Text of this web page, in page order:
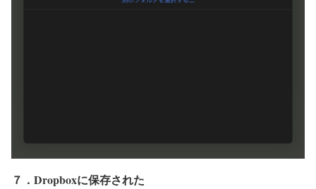
７．Dropboxに保存された